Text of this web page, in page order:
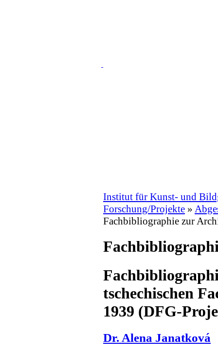
Institut für Kunst- und
Forschung/Projekte »
Fachbibliographie zur
tschechischen
1939 (DFG-
Dr. Alena Janatková